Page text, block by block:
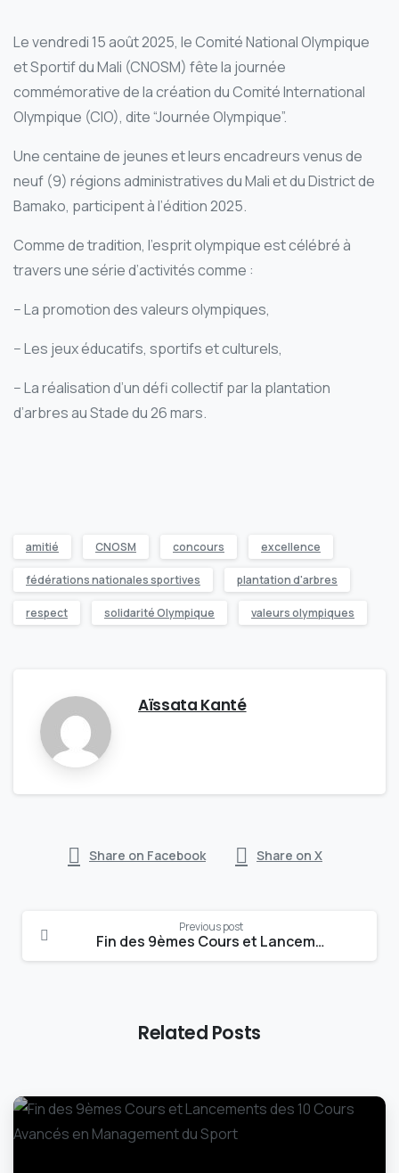
Le vendredi 15 août 2025, le Comité National Olympique
et Sportif du Mali (CNOSM) fête la journée
commémorative de la création du Comité International
Olympique (CIO), dite “Journée Olympique”.
Une centaine de jeunes et leurs encadreurs venus de
neuf (9) régions administratives du Mali et du District de
Bamako, participent à l’édition 2025.
Comme de tradition, l’esprit olympique est célébré à
travers une série d’activités comme :
− La promotion des valeurs olympiques,
− Les jeux éducatifs, sportifs et culturels,
− La réalisation d’un défi collectif par la plantation
d’arbres au Stade du 26 mars.
amitié CNOSM concours excellence
fédérations nationales sportives plantation d'arbres
respect solidarité Olympique valeurs olympiques
Aïssata Kanté
Share on Facebook Share on X
Reading
Previous post
Fin des 9èmes Cours et Lancements des 10 Cours Avancés en Management du Sport
Related Posts